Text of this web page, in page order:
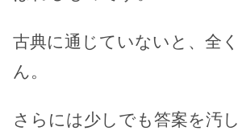
古典に通じていないと、全
ん。
さらには少しでも答案を汚